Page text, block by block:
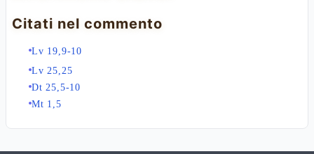
Citati nel commento
Lv 19,9-10
Lv 25,25
Dt 25,5-10
Mt 1,5